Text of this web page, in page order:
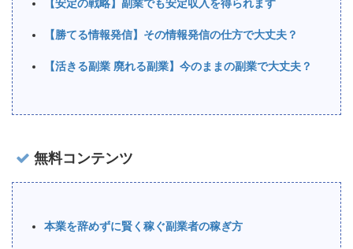
【安定の戦略】副業でも安定収入を得られます
【勝てる情報発信】その情報発信の仕方で大丈夫？
【活きる副業 廃れる副業】今のままの副業で大丈夫？
無料コンテンツ
本業を辞めずに賢く稼ぐ副業者の稼ぎ方